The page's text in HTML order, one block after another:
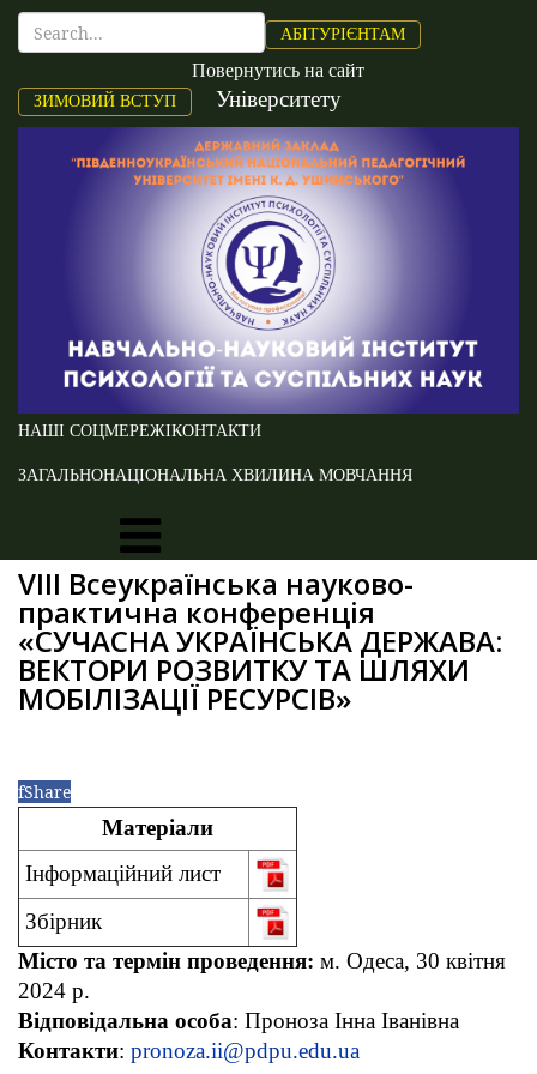
АБІТУРІЄНТАМ
ЗИМОВИЙ ВСТУП
Повернутись на сайт
Університету
НАШІ СОЦМЕРЕЖІКОНТАКТИ
ЗАГАЛЬНОНАЦІОНАЛЬНА ХВИЛИНА МОВЧАННЯ
VIII Всеукраїнська науково-
практична конференція
«СУЧАСНА УКРАЇНСЬКА ДЕРЖАВА:
ВЕКТОРИ РОЗВИТКУ ТА ШЛЯХИ
МОБІЛІЗАЦІЇ РЕСУРСІВ»
fShare
Матеріали
Інформаційний лист
Збірник
Місто та термін проведення: м. Одеса, 30 квітня
2024 р.
Відповідальна особа: Проноза Інна Іванівна
Контакти: pronoza.ii@pdpu.edu.ua